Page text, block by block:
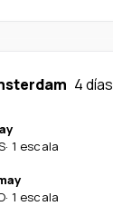
4 días
· 1 escala
· 1 escala